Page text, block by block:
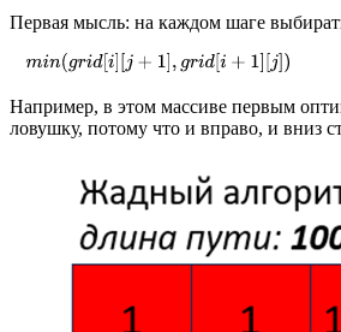
Первая мысль: на каждом шаге
Например, в этом массиве первым
ловушку, потому что и вправо, и вниз